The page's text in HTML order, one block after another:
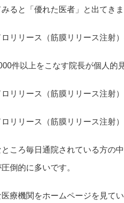
ると「優れた医者」と出てきま
リリース（筋膜リリース注射
件以上をこなす院長が個人的
リリース（筋膜リリース注射
リリース（筋膜リリース注射
ところ毎日通院されている方の
倒的に多いです。
療機関をホームページを見て